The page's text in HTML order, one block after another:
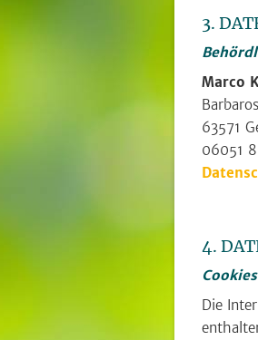
3.
Marco
63571
06051
4.
Cookies
Die